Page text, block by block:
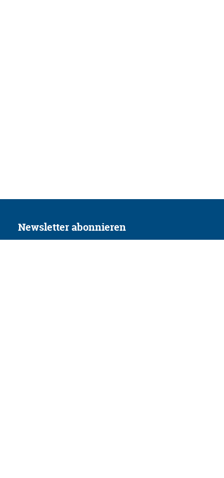
Newsletter abonnieren